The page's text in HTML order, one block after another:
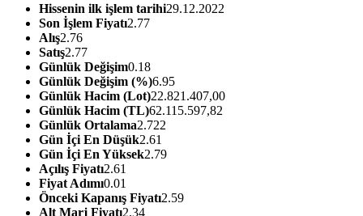
Hissenin ilk işlem tarihi29.12.2022
Son İşlem Fiyatı2.77
Alış2.76
Satış2.77
Günlük Değişim0.18
Günlük Değişim (%)6.95
Günlük Hacim (Lot)22.821.407,00
Günlük Hacim (TL)62.115.597,82
Günlük Ortalama2.722
Gün İçi En Düşük2.61
Gün İçi En Yüksek2.79
Açılış Fiyatı2.61
Fiyat Adımı0.01
Önceki Kapanış Fiyatı2.59
Alt Marj Fiyatı2.34